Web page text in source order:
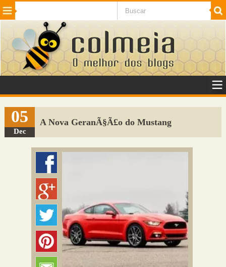
Beleza Cinema e TV
Internet Jogos NotÃ­cias SaÃºde
VeÃ­culos Adulto
Sugerir Link
Adicionar Blog
Colmeia Exchange
05
Dec
A Nova GeranÃ§Ã£o do Mustang